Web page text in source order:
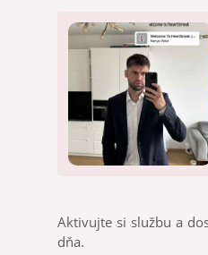
Aktivujte si službu a
dňa.